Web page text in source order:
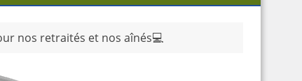
nos retraités et nos aînés💻​